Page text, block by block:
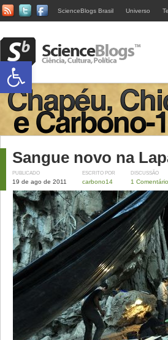
ScienceBlogs Brasil Universo
Sangue novo na
PUBLICADO
19 de ago de 2011
ESCRITO POR
carbono14
DISCUSSÃO
1 Comentário
Abrir a barra de